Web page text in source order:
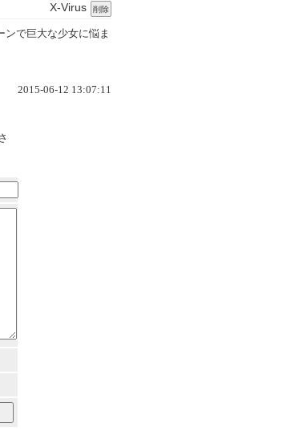
X-Virus 削除
で巨大な少女に悩ま
2015-06-12 13:07:11